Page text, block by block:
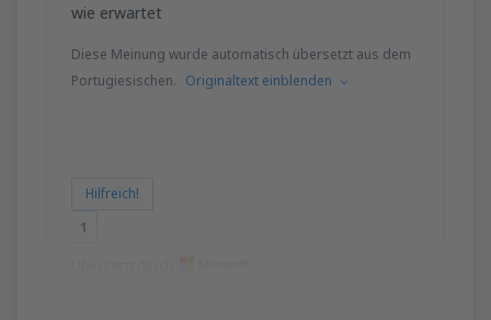
wie erwartet
Diese Meinung wurde automatisch übersetzt aus dem
Portugiesischen. Originaltext einblenden
Hilfreich!
1